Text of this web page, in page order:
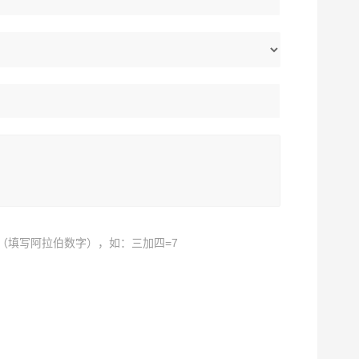
填写阿拉伯数字），如：三加四=7